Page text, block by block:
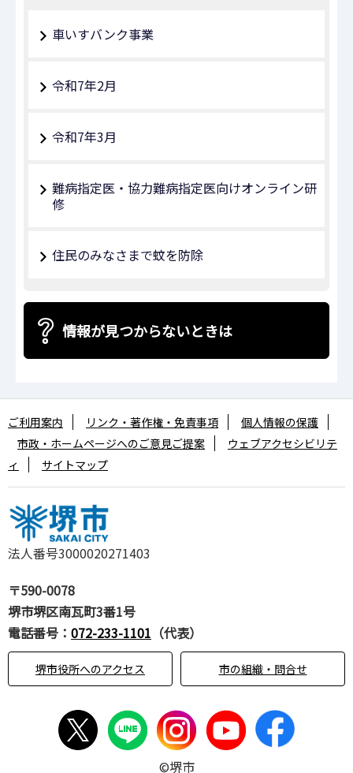
車いすバンク事業
令和7年2月
令和7年3月
難病指定医・協力難病指定医向けオンライン研
修
住民のみなさまで蚊を防除
情報が見つからないときは
法人番号3000020271403
〒590-0078
堺市堺区南瓦町3番1号
電話番号： 072-233-1101 （代表）
堺市役所へのアクセス 市の組織・問合せ
ご利用案内 リンク・著作権・免責事項
個人情報の保護
市政・ホームページへのご意見ご提案
ウェブアクセシビリテ
ィ
サイトマップ
©堺市